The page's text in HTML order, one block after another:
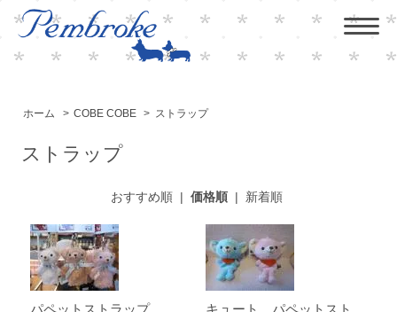
ホーム > COBE COBE > ストラップ
ストラップ
おすすめ順| 価格順| 新着順